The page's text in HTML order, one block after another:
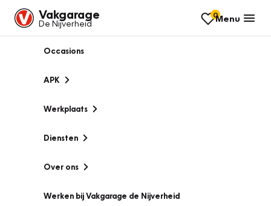
Vakgarage
De Nijverheid
0Menu
Occasions
APK
Werkplaats
Diensten
Over ons
Werken bij Vakgarage de Nijverheid